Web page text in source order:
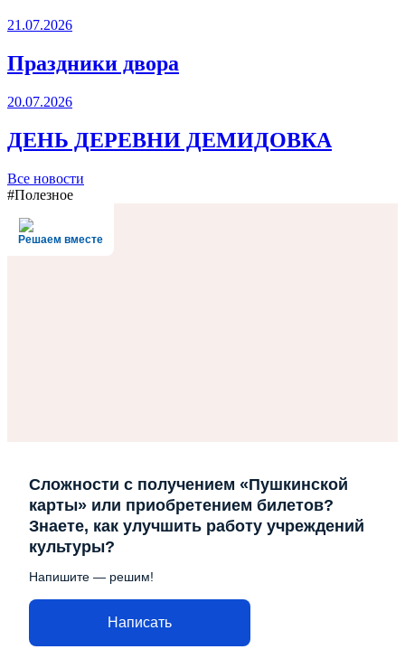
21.07.2026
Праздники двора
20.07.2026
ДЕНЬ ДЕРЕВНИ ДЕМИДОВКА
Все новости
#Полезное
Решаем вместе
Сложности с получением «Пушкинской
карты» или приобретением билетов?
Знаете, как улучшить работу учреждений
культуры?
Напишите — решим!
Написать